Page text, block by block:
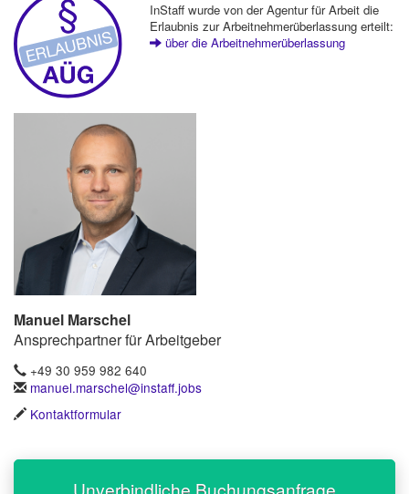
InStaff wurde von der Agentur für Arbeit die
Erlaubnis zur Arbeitnehmerüberlassung erteilt:
über die Arbeitnehmerüberlassung
Manuel Marschel
Ansprechpartner für Arbeitgeber
+49 30 959 982 640
manuel.marschel@instaff.jobs
Kontaktformular
Unverbindliche Buchungsanfrage